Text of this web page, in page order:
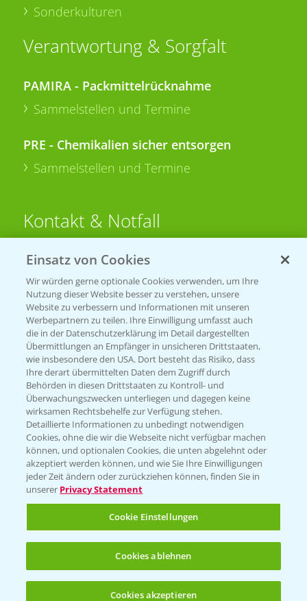
Sonderkulturen
Verantwortung & Sorgfalt
PAMIRA - Packmittelrücknahme
Sammelstellen und Termine
PRE - Chemikalien sicher entsorgen
Sammelstellen und Termine
Kontakt & Notfall
Beratung auf WhatsApp
T.+49 (0)174 346 564 1
KONTAKT
Hilfe in Notfällen
T.+49 (0)214/30-20220
Folgen Sie uns
Einsatz von Cookies
Wir würden gerne optionale Cookies verwenden, um Ihre
Nutzung dieser Website besser zu verstehen, unsere
Website zu verbessern und Informationen mit unseren
Werbepartnern zu teilen. Ihre Einwilligung umfasst auch
die in der Datenschutzerklärung im Detail dargestellten
Übermittlungen an Empfänger in unsicheren Drittstaaten,
wie insbesondere den USA. Dort besteht das Risiko, dass
Ihre derart übermittelten Daten dem Zugriff durch
Behörden in diesen Drittstaaten zu Kontroll- und
Überwachungszwecken unterliegen und dagegen keine
wirksamen Rechtsbehelfe zur Verfügung stehen.
Detaillierte Informationen zu unbedingt notwendigen
Cookies, ohne die wir die Webseite nicht verfügbar machen
können, und optionalen Cookies, die unten abgelehnt oder
akzeptiert werden können, und wie Sie Ihre Einwilligungen
jeder Zeit ändern oder zurückziehen können, finden Sie in
unserer Privacy Statement
Cookie Einstellungen
Cookies ablehnen
Cookies akzeptieren